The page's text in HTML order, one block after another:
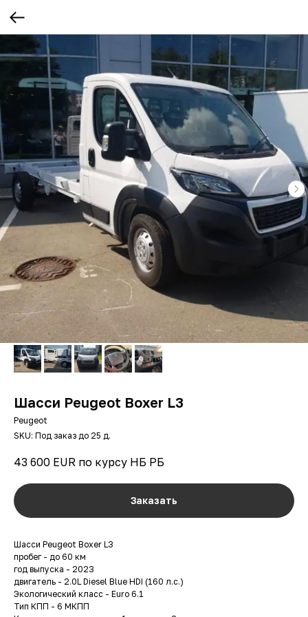
Шасси Peugeot Boxer L3
Peugeot
SKU: Под заказ до 25 д.
43 600 EUR по курсу НБ РБ
Заказать
Шасси Peugeot Boxer L3
пробег - до 60 км
год выпуска - 2023
двигатель - 2.0L Diesel Blue HDI (160 л.с.)
Экологический класс - Euro 6.1
Тип КПП - 6 МКПП